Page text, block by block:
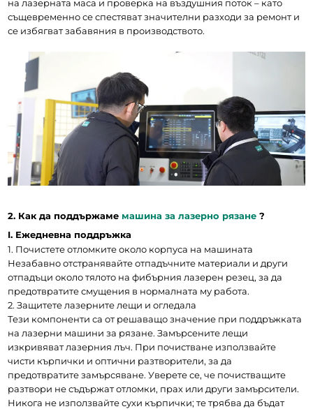
на лазерната маса и проверка на въздушния поток – като
същевременно се спестяват значителни разходи за ремонт и
се избягват забавяния в производството.
2. Как да поддържаме машина за лазерно рязане ?
I. Ежедневна поддръжка
1. Почистете отломките около корпуса на машината
Незабавно отстранявайте отпадъчните материали и други
отпадъци около тялото на фибърния лазерен резец, за да
предотвратите смущения в нормалната му работа.
2. Защитете лазерните лещи и огледала
Тези компоненти са от решаващо значение при поддръжката
на лазерни машини за рязане. Замърсените лещи
изкривяват лазерния лъч. При почистване използвайте
чисти кърпички и оптични разтворители, за да
предотвратите замърсяване. Уверете се, че почистващите
разтвори не съдържат отломки, прах или други замърсители.
Никога не използвайте сухи кърпички; те трябва да бъдат